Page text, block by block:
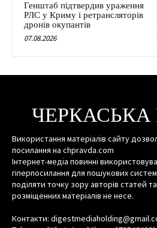
Генштаб підтвердив ураження
РЛС у Криму і ретрансляторів
дронів окупантів
07.08.2026
Використання матеріалів сайту
посилання на chpravda.com
Інтернет-медіа повинні
гіперпосилання для пошукових
поділяти точку зору авторів статей
розміщенних матеріалів не несе.
Контакти: